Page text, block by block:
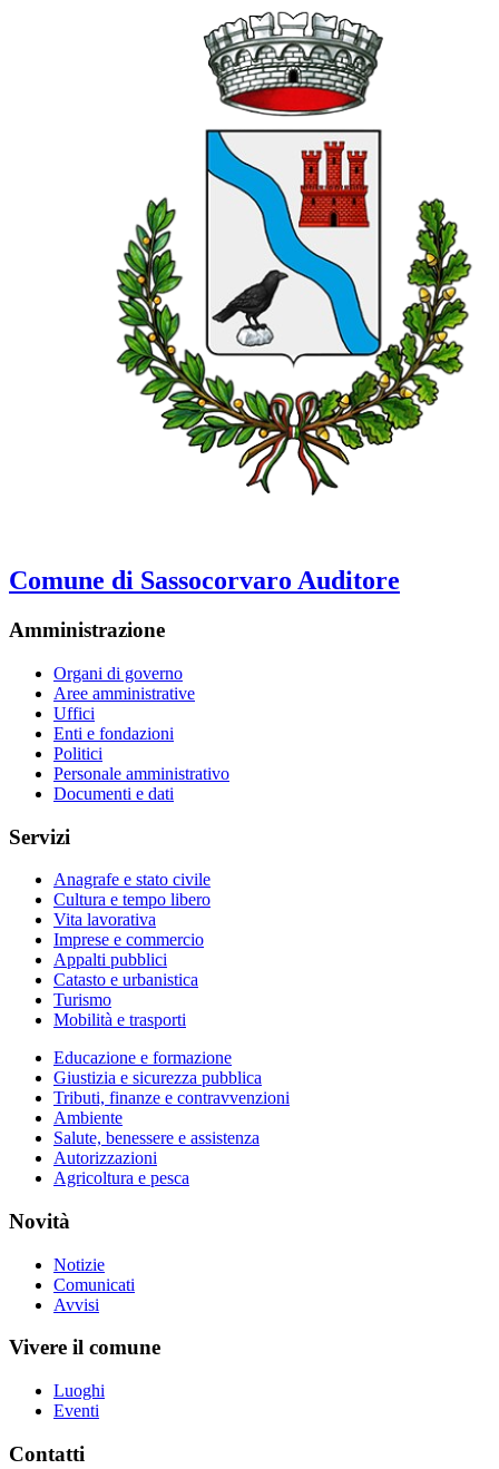
Comune di Sassocorvaro Auditore
Amministrazione
Organi di governo
Aree amministrative
Uffici
Enti e fondazioni
Politici
Personale amministrativo
Documenti e dati
Servizi
Anagrafe e stato civile
Cultura e tempo libero
Vita lavorativa
Imprese e commercio
Appalti pubblici
Catasto e urbanistica
Turismo
Mobilità e trasporti
Educazione e formazione
Giustizia e sicurezza pubblica
Tributi, finanze e contravvenzioni
Ambiente
Salute, benessere e assistenza
Autorizzazioni
Agricoltura e pesca
Novità
Notizie
Comunicati
Avvisi
Vivere il comune
Luoghi
Eventi
Contatti